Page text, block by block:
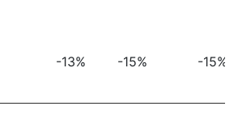
-13% -15% -15%